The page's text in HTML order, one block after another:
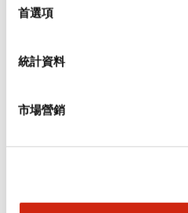
首選項
統計資料
市場營銷
審美規範
環境規範
文件和檔案